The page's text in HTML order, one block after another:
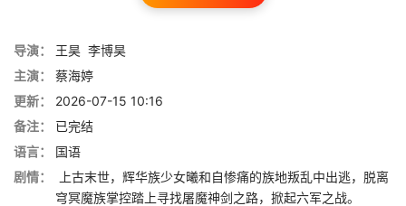
导演： 王昊 李博昊
主演：
蔡海婷
更新：
2026-07-15 10:16
备注：
已完结
语言：
国语
剧情：
上古末世，辉华族少女曦和自惨痛的族地叛乱中出逃，脱离
穹冥魔族掌控踏上寻找屠魔神剑之路，掀起六军之战。